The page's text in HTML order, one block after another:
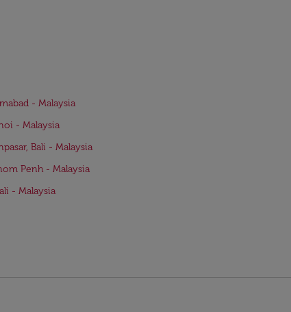
- Malaysia
- Malaysia
Bali - Malaysia
Penh - Malaysia
- Malaysia